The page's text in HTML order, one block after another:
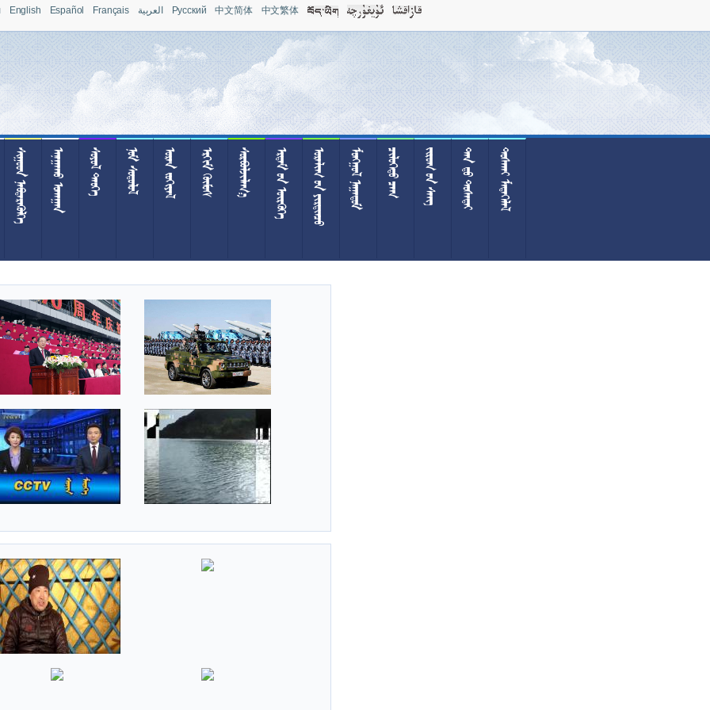
English Español Français العربية Pусский 中文简体 中文繁体
                              